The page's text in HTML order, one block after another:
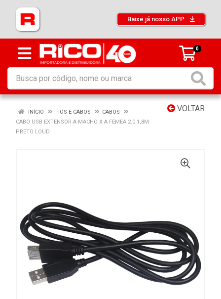
Baixe já nosso APP
0
VOLTAR
INÍCIO FIOS E CABOS
CABOS
CABO USB EXTENSOR A MACHO X A FEMEA 2.0 1,8M
PRETO LOUD